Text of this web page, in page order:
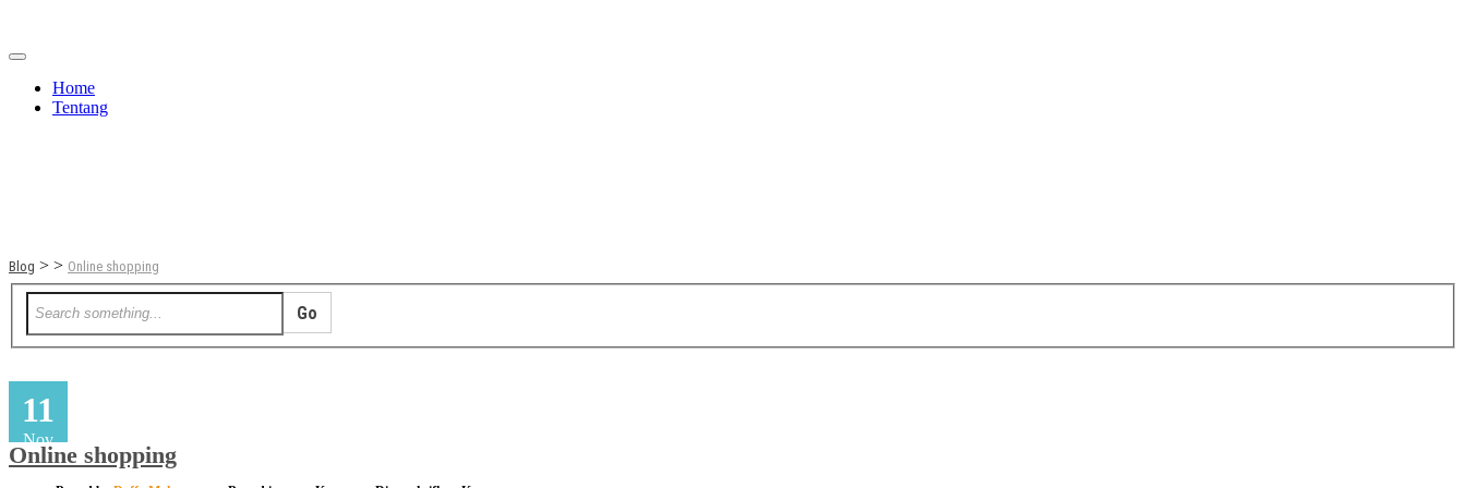
Home
Tentang
Blog > > Online shopping
11
Nov
Online shopping